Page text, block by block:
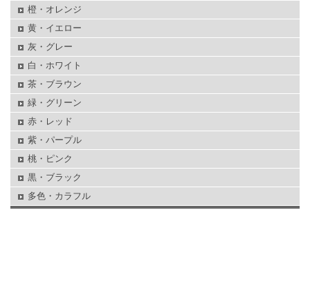
橙・オレンジ
黄・イエロー
灰・グレー
白・ホワイト
茶・ブラウン
緑・グリーン
赤・レッド
紫・パープル
桃・ピンク
黒・ブラック
多色・カラフル